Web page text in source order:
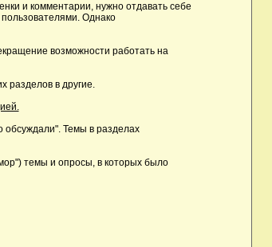
и комментарии, нужно отдавать себе
Однако
возможности работать на
разделов в другие.
обсуждали". Темы в разделах
темы и опросы, в которых было